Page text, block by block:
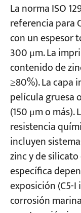
La norma ISO
referencia para
con un espesor
300 μm. La
contenido de
≥80%). La capa
película gruesa
(150 μm o
resistencia
incluyen
zinc y de
específica
exposición (C5-
corrosión